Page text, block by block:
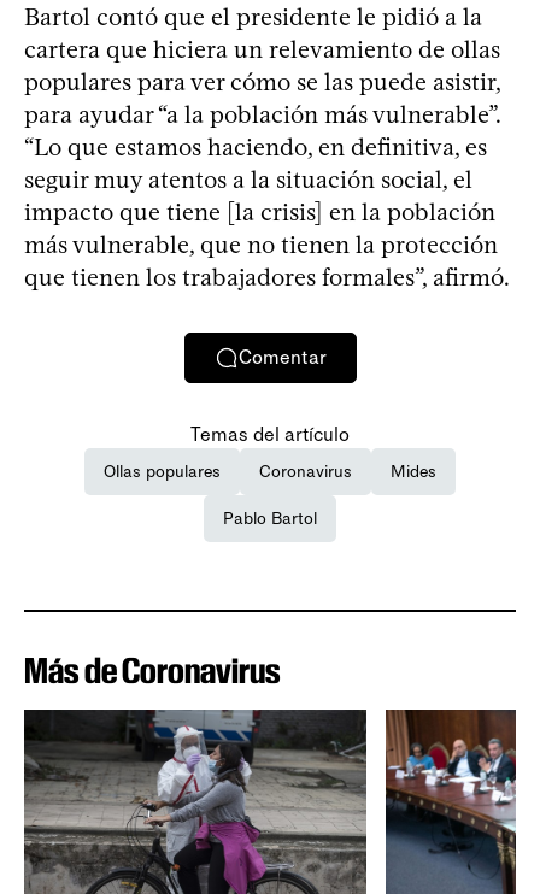
Bartol contó que el presidente le pidió a la
cartera que hiciera un relevamiento de ollas
populares para ver cómo se las puede asistir,
para ayudar “a la población más vulnerable”.
“Lo que estamos haciendo, en definitiva, es
seguir muy atentos a la situación social, el
impacto que tiene [la crisis] en la población
más vulnerable, que no tienen la protección
que tienen los trabajadores formales”, afirmó.
Comentar
Temas del artículo
Ollas populares Coronavirus Mides
Pablo Bartol
Más de Coronavirus